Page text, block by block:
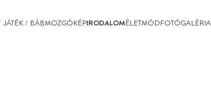
JÁTÉK / BÁBMOZGÓKÉPIRODALOMÉLETMÓDFOTÓGALÉRIA